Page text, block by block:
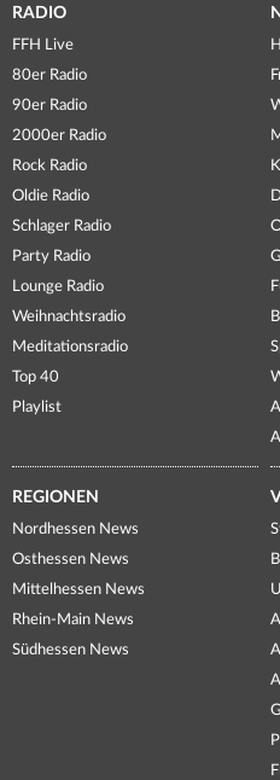
RADIO
FFH Live
80er Radio
90er Radio
2000er Radio
Rock Radio
Oldie Radio
Schlager Radio
Party Radio
Lounge Radio
Weihnachtsradio
Meditationsradio
Top 40
Playlist
REGIONEN
Nordhessen News
Osthessen News
Mittelhessen News
Rhein-Main News
Südhessen News